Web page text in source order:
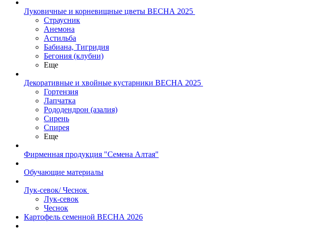
Луковичные и корневищные цветы ВЕСНА 2025
Страусник
Анемона
Астильба
Бабиана, Тигридия
Бегония (клубни)
Еще
Декоративные и хвойные кустарники ВЕСНА 2025
Гортензия
Лапчатка
Рододендрон (азалия)
Сирень
Спирея
Еще
Фирменная продукция "Семена Алтая"
Обучающие материалы
Лук-севок/ Чеснок
Лук-севок
Чеснок
Картофель семенной ВЕСНА 2026